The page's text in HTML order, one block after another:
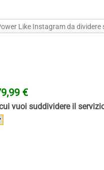
Like Instagram da
€
vuoi suddividere il